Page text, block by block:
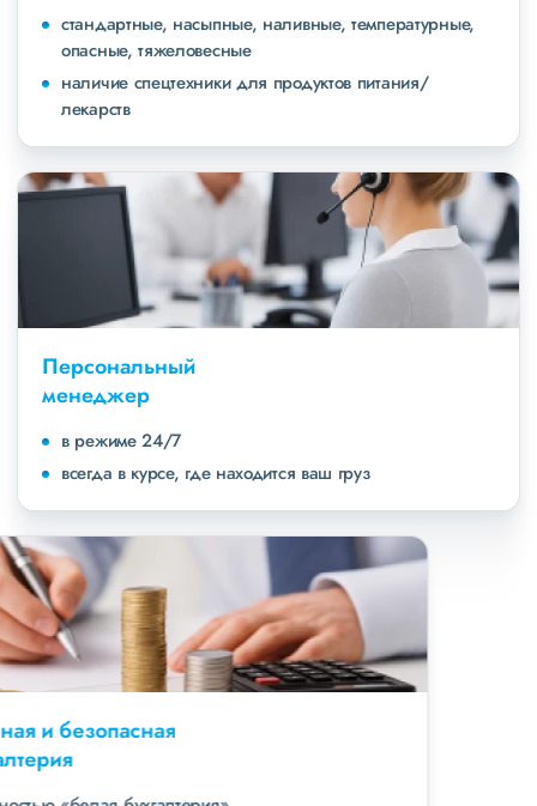
стандартные, насыпные, наливные, температурные,
опасные, тяжеловесные
наличие спецтехники для продуктов питания/
лекарств
Персональный
менеджер
в режиме 24/7
всегда в курсе, где находится ваш груз
Удобная и безопасная
бухгалтерия